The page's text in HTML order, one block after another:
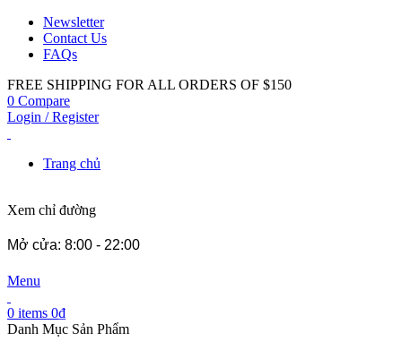
Newsletter
Contact Us
FAQs
FREE SHIPPING FOR ALL ORDERS OF $150
0 Compare
Login / Register
Trang chủ
Xem chỉ đường
Mở cửa: 8:00 - 22:00
Menu
0 items 0₫
Danh Mục Sản Phẩm